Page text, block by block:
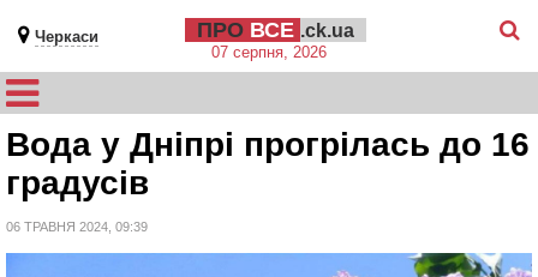
Черкаси ПРО ВСЕ .ck.ua
07 серпня, 2026
Вода у Дніпрі прогрілась до 16
градусів
06 ТРАВНЯ 2024, 09:39